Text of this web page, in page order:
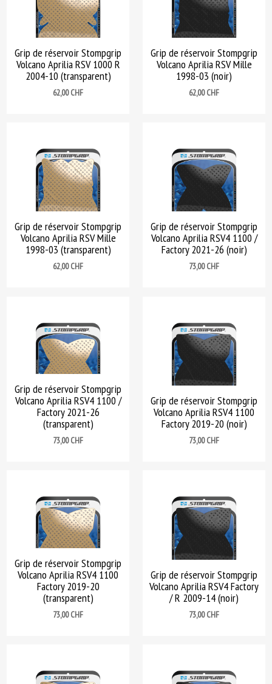
Grip de réservoir Stompgrip
Volcano Aprilia RSV 1000 R
2004-10 (transparent)
Prix
62,00 CHF
Grip de réservoir Stompgrip
Volcano Aprilia RSV Mille
1998-03 (noir)
Prix
62,00 CHF
Grip de réservoir Stompgrip
Volcano Aprilia RSV Mille
1998-03 (transparent)
Prix
62,00 CHF
Grip de réservoir Stompgrip
Volcano Aprilia RSV4 1100 /
Factory 2021-26 (noir)
Prix
73,00 CHF
Grip de réservoir Stompgrip
Volcano Aprilia RSV4 1100 /
Factory 2021-26
(transparent)
Prix
73,00 CHF
Grip de réservoir Stompgrip
Volcano Aprilia RSV4 1100
Factory 2019-20 (noir)
Prix
73,00 CHF
Grip de réservoir Stompgrip
Volcano Aprilia RSV4 1100
Factory 2019-20
(transparent)
Prix
73,00 CHF
Grip de réservoir Stompgrip
Volcano Aprilia RSV4 Factory
/ R 2009-14 (noir)
Prix
73,00 CHF